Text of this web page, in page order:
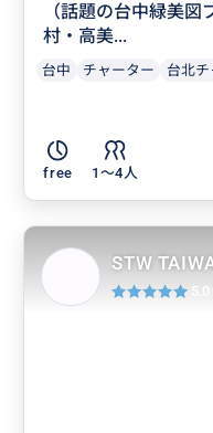
（話題の台中緑美
村・高美...
台中 チャーター 台北チ
free 1〜4人
STW
5.0